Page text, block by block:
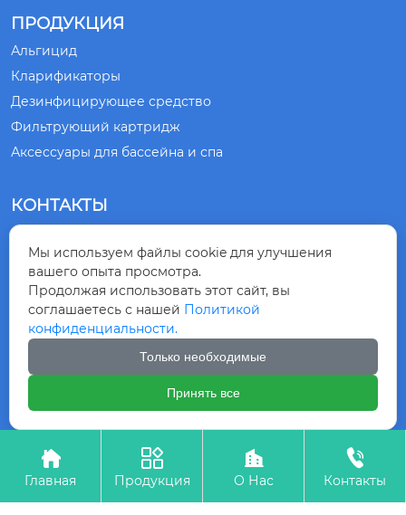
ПРОДУКЦИЯ
Альгицид
Кларификаторы
Дезинфицирующее средство
Фильтрующий картридж
Аксессуары для бассейна и спа
КОНТАКТЫ

ПРОВИНЦИЯ ШАНЬДУН, КИТАЙ
 +86-532-83875218
+8615863099230
Авторское право©ООО ГРУППА ЦИНДАО
КИНГНОД

Главная

Продукция

О Нас

Контакты
Мы используем файлы cookie для улучшения
вашего опыта просмотра.
Продолжая использовать этот сайт, вы
соглашаетесь с нашей Политикой
конфиденциальности.
Только необходимые
Принять все